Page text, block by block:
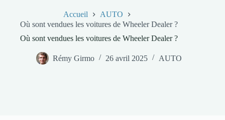
Accueil
AUTO
Où sont vendues les voitures de Wheeler Dealer ?
Où sont vendues les voitures de Wheeler Dealer ?
Rémy Girmo 26 avril 2025 AUTO